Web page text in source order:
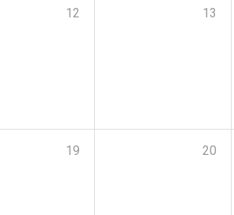
12 13
19 20